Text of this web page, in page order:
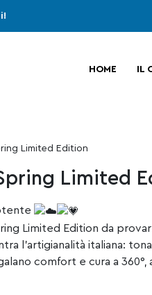
HOME IL
Limited Edition
Limited
Limited Edition da
l’artigianalità italiana:
comfort e cura a 360°,